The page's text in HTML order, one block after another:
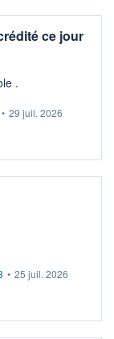
ce jour
.
• 29 juil. 2026
• 25 juil. 2026